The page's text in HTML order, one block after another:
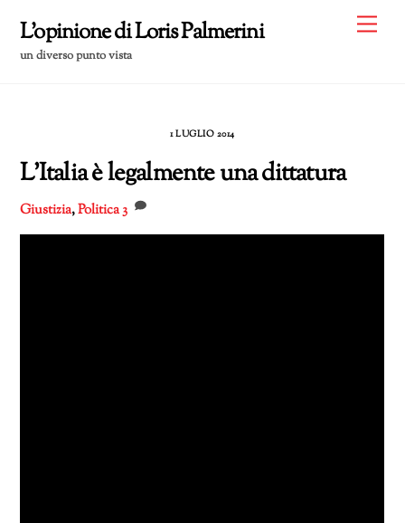
content
L'opinione di Loris Palmerini
un diverso punto vista
1 LUGLIO 2014
L’Italia è legalmente una dittatura
Giustizia,Politica3